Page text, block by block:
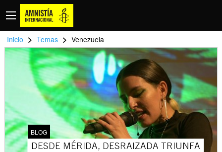
Inicio > Temas > Venezuela
BLOG
DESDE MÉRIDA, DESRAIZADA TRIUNFA